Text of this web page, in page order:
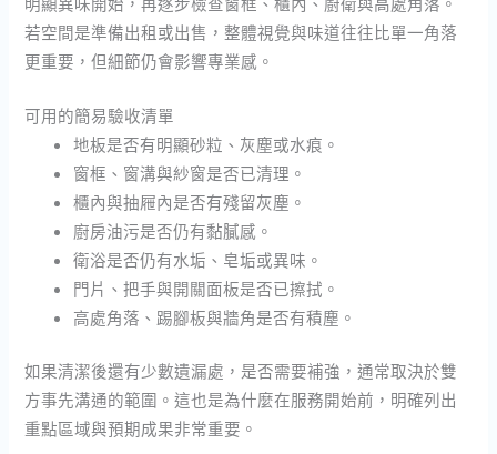
若空間是準備出租或出售，整體視覺與味道往往比單一角落
更重要，但細節仍會影響專業感。
可用的簡易驗收清單
地板是否有明顯砂粒、灰塵或水痕。
窗框、窗溝與紗窗是否已清理。
櫃內與抽屜內是否有殘留灰塵。
廚房油污是否仍有黏膩感。
衛浴是否仍有水垢、皂垢或異味。
門片、把手與開關面板是否已擦拭。
高處角落、踢腳板與牆角是否有積塵。
如果清潔後還有少數遺漏處，是否需要補強，通常取決於雙
方事先溝通的範圍。這也是為什麼在服務開始前，明確列出
重點區域與預期成果非常重要。